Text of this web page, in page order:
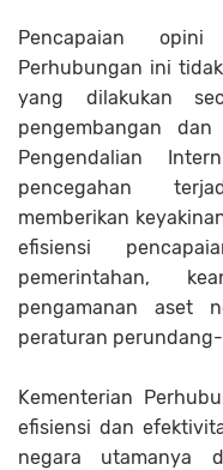
Pencapaian
Perhubungan ini
yang dilakukan
pengembangan
Pengendalian
pencegahan
memberikan
efisiensi
pemerintahan,
pengamanan aset
peraturan
Kementerian
efisiensi dan
negara utamanya